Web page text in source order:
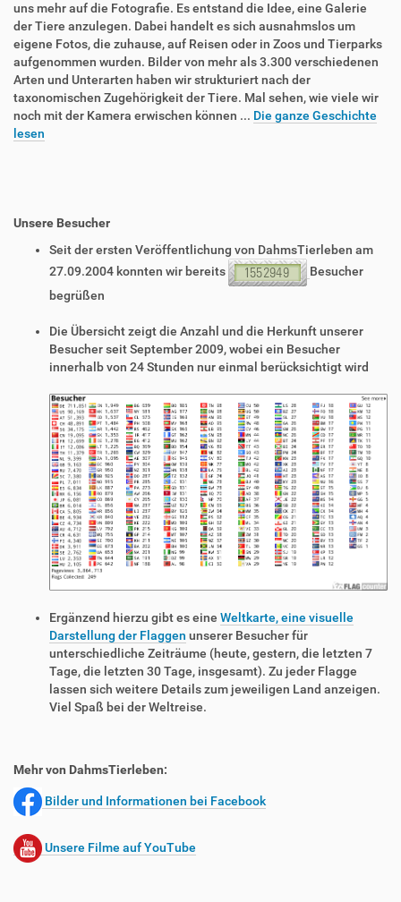
uns mehr auf die Fotografie. Es entstand die Idee, eine Galerie
der Tiere anzulegen. Dabei handelt es sich ausnahmslos um
eigene Fotos, die zuhause, auf Reisen oder in Zoos und Tierparks
aufgenommen wurden. Bilder von mehr als 3.300 verschiedenen
Arten und Unterarten haben wir strukturiert nach der
taxonomischen Zugehörigkeit der Tiere. Mal sehen, wie viele wir
noch mit der Kamera erwischen können ... Die ganze Geschichte
lesen
Unsere Besucher
Seit der ersten Veröffentlichung von DahmsTierleben am
27.09.2004 konnten wir bereits
Besucher
begrüßen
Die Übersicht zeigt die Anzahl und die Herkunft unserer
Besucher seit September 2009, wobei ein Besucher
innerhalb von 24 Stunden nur einmal berücksichtigt wird
Ergänzend hierzu gibt es eine Weltkarte, eine visuelle
Darstellung der Flaggen unserer Besucher für
unterschiedliche Zeiträume (heute, gestern, die letzten 7
Tage, die letzten 30 Tage, insgesamt). Zu jeder Flagge
lassen sich weitere Details zum jeweiligen Land anzeigen.
Viel Spaß bei der Weltreise.
Mehr von DahmsTierleben:
Bilder und Informationen bei Facebook
Unsere Filme auf YouTube